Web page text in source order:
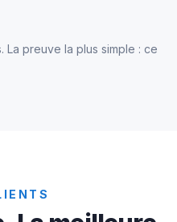
La preuve la plus simple : ce